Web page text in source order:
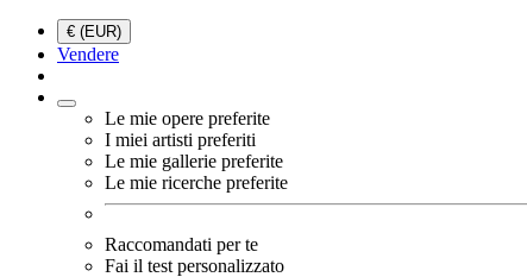
€ (EUR)
Vendere
Le mie opere preferite
I miei artisti preferiti
Le mie gallerie preferite
Le mie ricerche preferite
Raccomandati per te
Fai il test personalizzato